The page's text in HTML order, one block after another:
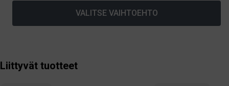
VALITSE VAIHTOEHTO
Liittyvät tuotteet